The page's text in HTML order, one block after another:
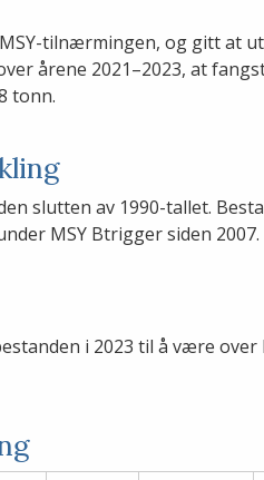
tilnærmingen, og gitt at
årene 2021–2023, at
tonn.
slutten av 1990-tallet.
MSY Btrigger siden 2007.
i 2023 til å være